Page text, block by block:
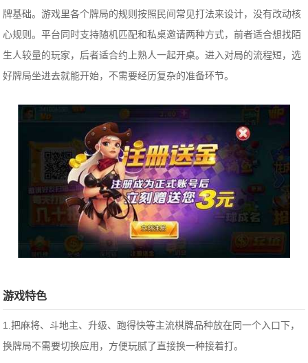
牌基础。游戏里各个牌局的规则按照民间常见打法来设计，没有改动核
心规则。平台同时支持随机匹配和私桌邀请两种方式，前者适合想找陌
生人较量的玩家，后者适合约上熟人一起开桌。进入对局的流程短，选
好牌局坐进去就能开始，不需要经历复杂的准备环节。
游戏特色
1.把麻将、斗地主、升级、跑得快等主流棋牌品种放在同一个入口下，
换牌局不需要切换应用，方便玩腻了直接换一种接着打。